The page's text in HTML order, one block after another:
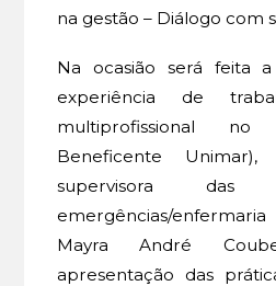
na gestão – Diálogo com
Na ocasião será feita
experiência de
multiprofissional
Beneficente
supervisora
emergências/
Mayra André
apresentação das